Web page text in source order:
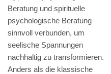
Beratung und spirituelle
psychologische Beratung
sinnvoll verbunden, um
seelische Spannungen
nachhaltig zu transformieren.
Anders als die klassische